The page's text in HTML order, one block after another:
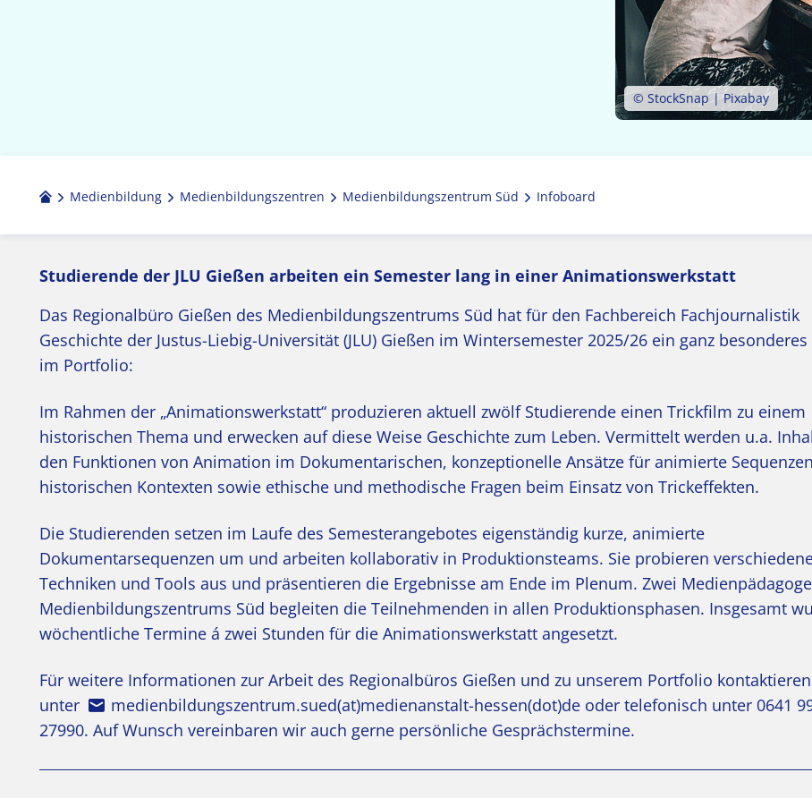
© StockSnap | Pixabay
Medienbildung Medien­bildungs­zentren Medienbildungszentrum Süd Infoboard
Studierende der JLU Gießen arbeiten ein Semester lang in einer Animationswerkstatt
Das Regionalbüro Gießen des Medienbildungszentrums Süd hat für den Fachbereich Fachjournalistik
Geschichte der Justus-Liebig-Universität (JLU) Gießen im Wintersemester 2025/26 ein ganz
im Portfolio:
Im Rahmen der „Animationswerkstatt“ produzieren aktuell zwölf Studierende einen Trickfilm zu einem
historischen Thema und erwecken auf diese Weise Geschichte zum Leben. Vermittelt werden u.a.
den Funktionen von Animation im Dokumentarischen, konzeptionelle Ansätze für animierte
historischen Kontexten sowie ethische und methodische Fragen beim Einsatz von Trickeffekten.
Die Studierenden setzen im Laufe des Semesterangebotes eigenständig kurze, animierte
Dokumentarsequenzen um und arbeiten kollaborativ in Produktionsteams. Sie probieren
Techniken und Tools aus und präsentieren die Ergebnisse am Ende im Plenum. Zwei
Medienbildungszentrums Süd begleiten die Teilnehmenden in allen Produktionsphasen. Insgesamt
wöchentliche Termine á zwei Stunden für die Animationswerkstatt angesetzt.
Für weitere Informationen zur Arbeit des Regionalbüros Gießen und zu unserem Portfolio
unter
medienbildungszentrum.sued(at)medienanstalt-hessen(dot)de oder telefonisch unter 0641
27990. Auf Wunsch vereinbaren wir auch gerne persönliche Gesprächstermine.